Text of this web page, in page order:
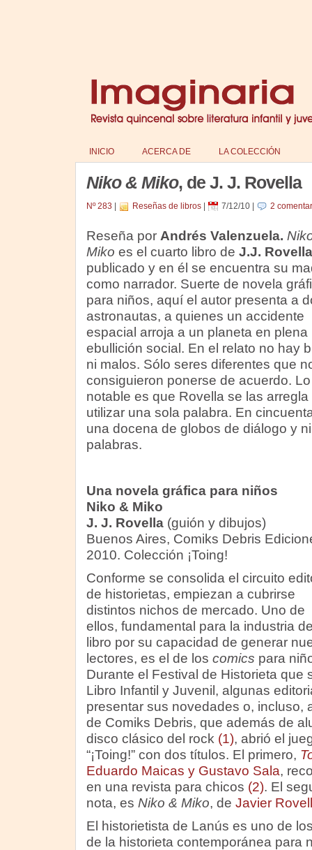
INICIO ACERCA DE LA COLECCIÓN
Niko & Miko, de J. J. Rovella
Nº 283 Reseñas de libros| 7/12/10| 2
Reseña por Andrés Valenzuela.
Miko es el cuarto libro de J.J. Rovella
publicado y en él se encuentra su
como narrador. Suerte de novela
para niños, aquí el autor presenta a
astronautas, a quienes un accidente
espacial arroja a un planeta en plena
ebullición social. En el relato no hay
ni malos. Sólo seres diferentes que
consiguieron ponerse de acuerdo. Lo
notable es que Rovella se las
utilizar una sola palabra. En
una docena de globos de diálogo y
palabras.
Una novela gráfica para niños
Niko & Miko
J. J. Rovella(guión y dibujos)
Buenos Aires, Comiks Debris
2010. Colección ¡Toing!
Conforme se consolida el circuito
de historietas, empiezan a cubrirse
distintos nichos de mercado. Uno de
ellos, fundamental para la industria
libro por su capacidad de generar
lectores, es el de los comics para
Durante el Festival de Historieta que
Libro Infantil y Juvenil, algunas
presentar sus novedades o, incluso,
de Comiks Debris, que además de
disco clásico del rock (1), abrió el
“¡Toing!” con dos títulos. El primero,
Eduardo Maicas y Gustavo Sala,
en una revista para chicos (2). El
nota, es Niko & Miko, de Javier
El historietista de Lanús es uno de
de la historieta contemporánea para